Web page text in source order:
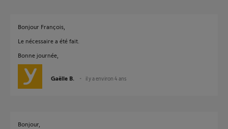
Bonjour François,
Le nécessaire a été fait.
Bonne journée,
Gaëlle B. il y a environ 4 ans
Bonjour,